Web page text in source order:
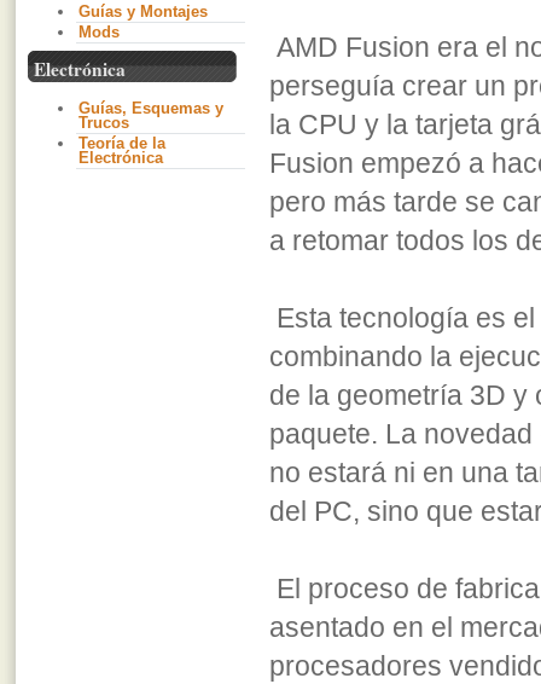
Guías y Montajes
Mods
Electrónica
Guías, Esquemas y
Trucos
Teoría de la
Electrónica
AMD Fusion era el
perseguía crear un
la CPU y la tarjeta
Fusion empezó a
pero más tarde se
a retomar todos los
Esta tecnología es
combinando la
de la geometría 3D y
paquete. La
no estará ni en una
del PC, sino que
El proceso de
asentado en el
procesadores